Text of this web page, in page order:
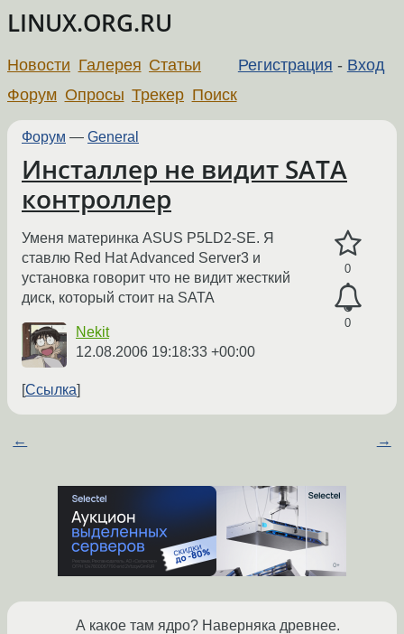
LINUX.ORG.RU
Регистрация - Вход
Новости Галерея Статьи
Форум Опросы Трекер Поиск
Форум — General
Инсталлер не видит SATA
контроллер
0
0
Уменя материнка ASUS P5LD2-SE. Я
ставлю Red Hat Advanced Server3 и
установка говорит что не видит жесткий
диск, который стоит на SATA
Nekit
12.08.2006 19:18:33 +00:00
Ссылка
← →
А какое там ядро? Наверняка древнее.